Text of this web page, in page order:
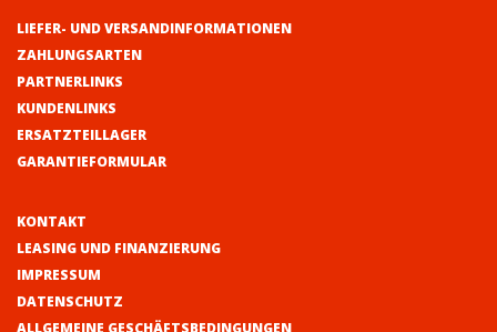
LIEFER- UND VERSANDINFORMATIONEN
ZAHLUNGSARTEN
PARTNERLINKS
KUNDENLINKS
ERSATZTEILLAGER
GARANTIEFORMULAR
KONTAKT
LEASING UND FINANZIERUNG
IMPRESSUM
DATENSCHUTZ